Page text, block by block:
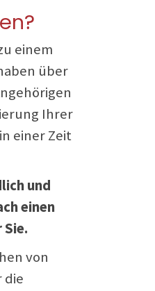
einem
über
Ihrer
einer Zeit
und
einen
von
die